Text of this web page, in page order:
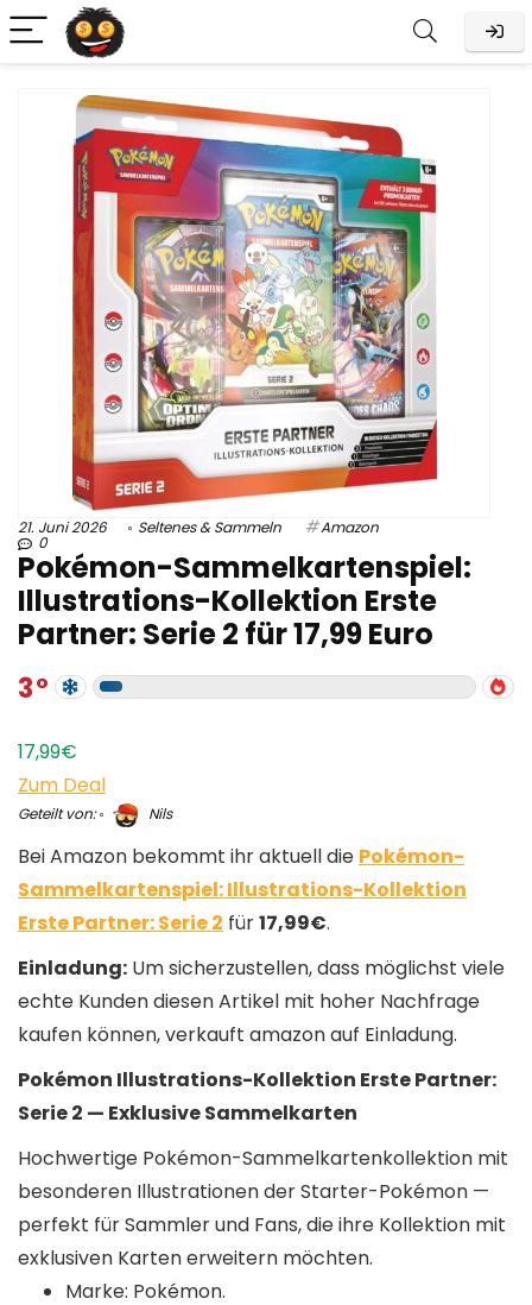
21. Juni 2026 Seltenes & Sammeln Amazon
0
Pokémon-Sammelkartenspiel:
Illustrations-Kollektion Erste
Partner: Serie 2 für 17,99 Euro
3
17,99€
Zum Deal
Geteilt von: Nils
Bei Amazon bekommt ihr aktuell die Pokémon-
Sammelkartenspiel: Illustrations-Kollektion
Erste Partner: Serie 2 für17,99€.
Einladung: Um sicherzustellen, dass möglichst viele
echte Kunden diesen Artikel mit hoher Nachfrage
kaufen können, verkauft amazon auf Einladung.
Pokémon Illustrations-Kollektion Erste Partner:
Serie 2 — Exklusive Sammelkarten
Hochwertige Pokémon-Sammelkartenkollektion mit
besonderen Illustrationen der Starter-Pokémon —
perfekt für Sammler und Fans, die ihre Kollektion mit
exklusiven Karten erweitern möchten.
Marke: Pokémon.